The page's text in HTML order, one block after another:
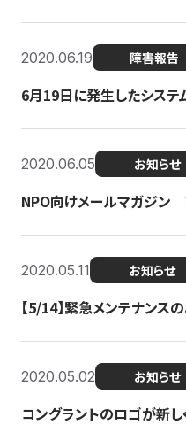
2020.06.19 障害報告
6月19日に発生したシステ
2020.06.05 お知らせ
NPO向けメールマガジン
2020.05.11 お知らせ
【5/14】緊急メンテナンス
2020.05.02 お知らせ
コングラントのロゴが新し